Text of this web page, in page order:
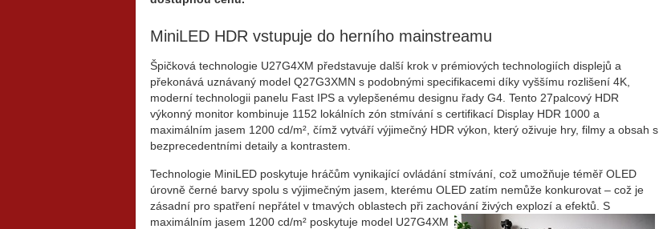
MiniLED HDR vstupuje do herního mainstreamu
Špičková technologie U27G4XM představuje další krok v prémiových technologiích displejů a
překonává uznávaný model Q27G3XMN s podobnými specifikacemi díky vyššímu rozlišení 4K,
moderní technologii panelu Fast IPS a vylepšenému designu řady G4. Tento 27palcový HDR
výkonný monitor kombinuje 1152 lokálních zón stmívání s certifikací Display HDR 1000 a
maximálním jasem 1200 cd/m², čímž vytváří výjimečný HDR výkon, který oživuje hry, filmy a obsah s
bezprecedentními detaily a kontrastem.
Technologie MiniLED poskytuje hráčům vynikající ovládání stmívání, což umožňuje téměř OLED
úrovně černé barvy spolu s výjimečným jasem, kterému OLED zatím nemůže konkurovat – což je
zásadní pro spatření nepřátel v tmavých oblastech při zachování živých explozí a efektů. S
maximálním jasem 1200 cd/m² poskytuje model U27G4XM